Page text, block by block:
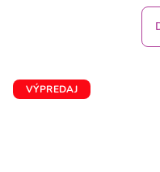
VÝPREDAJ